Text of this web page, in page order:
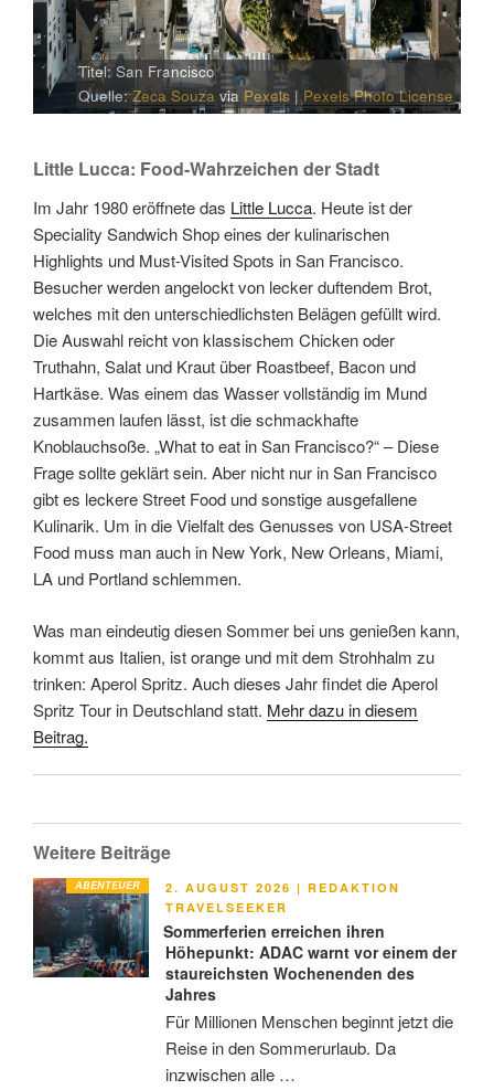
Titel: San Francisco
Quelle:Zeca Souzavia Pexels | Pexels Photo License
Little Lucca: Food-Wahrzeichen der Stadt
Im Jahr 1980 eröffnete das Little Lucca. Heute ist der
Speciality Sandwich Shop eines der kulinarischen
Highlights und Must-Visited Spots in San Francisco.
Besucher werden angelockt von lecker duftendem Brot,
welches mit den unterschiedlichsten Belägen gefüllt wird.
Die Auswahl reicht von klassischem Chicken oder
Truthahn, Salat und Kraut über Roastbeef, Bacon und
Hartkäse. Was einem das Wasser vollständig im Mund
zusammen laufen lässt, ist die schmackhafte
Knoblauchsoße. „What to eat in San Francisco?“ – Diese
Frage sollte geklärt sein. Aber nicht nur in San Francisco
gibt es leckere Street Food und sonstige ausgefallene
Kulinarik. Um in die Vielfalt des Genusses von USA-Street
Food muss man auch in New York, New Orleans, Miami,
LA und Portland schlemmen.
Was man eindeutig diesen Sommer bei uns genießen kann,
kommt aus Italien, ist orange und mit dem Strohhalm zu
trinken: Aperol Spritz. Auch dieses Jahr findet die Aperol
Spritz Tour in Deutschland statt. Mehr dazu in diesem
Beitrag.
Weitere Beiträge
ABENTEUER
VERÖFFENTLICHT
AM
2. AUGUST 2026 | REDAKTION
TRAVELSEEKER
Sommerferien erreichen ihren
Höhepunkt: ADAC warnt vor einem der
staureichsten Wochenenden des
Jahres
Für Millionen Menschen beginnt jetzt die
Reise in den Sommerurlaub. Da
inzwischen alle …